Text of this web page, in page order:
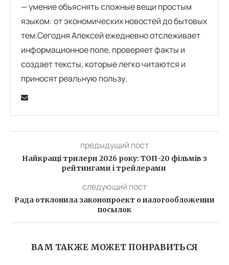
— умение объяснять сложные вещи простым
языком: от экономических новостей до бытовых
тем.Сегодня Алексей ежедневно отслеживает
информационное поле, проверяет факты и
создает тексты, которые легко читаются и
приносят реальную пользу.
предыдущий пост
Найкращі трилери 2026 року: ТОП-20 фільмів з
рейтингами і трейлерами
следующий пост
Рада отклонила законопроект о налогообложении
посылок
ВАМ ТАКЖЕ МОЖЕТ ПОНРАВИТЬСЯ